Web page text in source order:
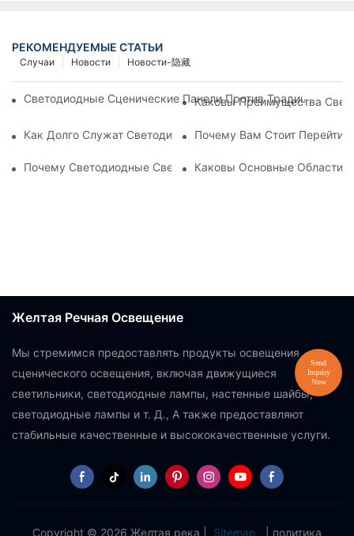
РЕКОМЕНДУЕМЫЕ СТАТЬИ
Новости-隐藏
Новости
Случаи
Светодиодные Сценические Панели Против
Каковы Преимущества
Как Долго Служат Светодиодные PAR-Фонари?
Почему Вам Стоит Перейти
Почему Светодиодные Светильники PAR Идеально
Каковы Основные Области
Желтая Речная Освещение
Мы стремимся предоставлять продукты освещения
сценического освещения, включая движущиеся
светильники, светодиодные лампы, настенные шайбы,
светодиодные лампы и т. Д., А также предоставляют
стабильные качественные и высококачественные услуги.
Copyright © 2026 Желтая река | Sitemap политика